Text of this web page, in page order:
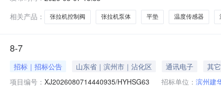
相关产品：
张拉机控制阀 张拉机泵体 平垫 温度传感器
8-7
招标｜招标公告 山东省｜滨州市｜沾化区 通讯电子
其它
项目编号： XJ2026080714440935/HYHSG63 招标单位： 滨州建